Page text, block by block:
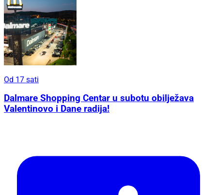
Od 17 sati
Dalmare Shopping Centar u subotu obilježava
Valentinovo i Dane radija!